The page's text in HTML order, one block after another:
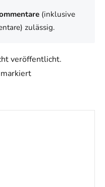
(inklusive
zulässig.
veröffentlicht.
markiert